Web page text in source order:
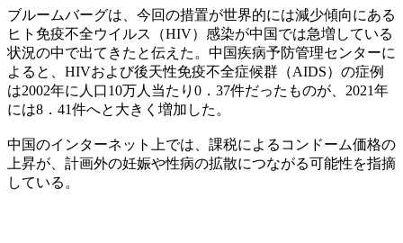
ブルームバーグは、今回の措置が世界的には減少傾向にある
ヒト免疫不全ウイルス（HIV）感染が中国では急増している
状況の中で出てきたと伝えた。中国疾病予防管理センターに
よると、HIVおよび後天性免疫不全症候群（AIDS）の症例
は2002年に人口10万人当たり0．37件だったものが、2021年
には8．41件へと大きく増加した。
中国のインターネット上では、課税によるコンドーム価格の
上昇が、計画外の妊娠や性病の拡散につながる可能性を指摘
している。